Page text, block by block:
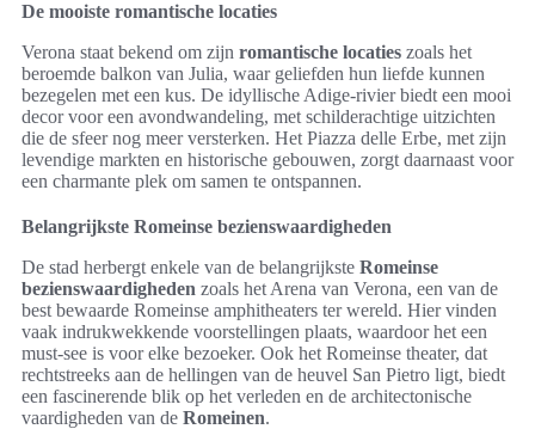
De mooiste romantische locaties
Verona staat bekend om zijn romantische locaties zoals het
beroemde balkon van Julia, waar geliefden hun liefde kunnen
bezegelen met een kus. De idyllische Adige-rivier biedt een mooi
decor voor een avondwandeling, met schilderachtige uitzichten
die de sfeer nog meer versterken. Het Piazza delle Erbe, met zijn
levendige markten en historische gebouwen, zorgt daarnaast voor
een charmante plek om samen te ontspannen.
Belangrijkste Romeinse bezienswaardigheden
De stad herbergt enkele van de belangrijkste Romeinse
bezienswaardigheden zoals het Arena van Verona, een van de
best bewaarde Romeinse amphitheaters ter wereld. Hier vinden
vaak indrukwekkende voorstellingen plaats, waardoor het een
must-see is voor elke bezoeker. Ook het Romeinse theater, dat
rechtstreeks aan de hellingen van de heuvel San Pietro ligt, biedt
een fascinerende blik op het verleden en de architectonische
vaardigheden van de Romeinen.